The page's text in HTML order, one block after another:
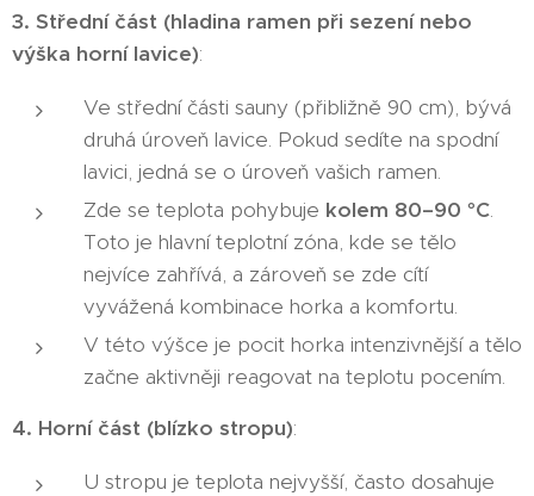
3. Střední část (hladina ramen při sezení nebo
výška horní lavice):
Ve střední části sauny (přibližně 90 cm), bývá
druhá úroveň lavice. Pokud sedíte na spodní
lavici, jedná se o úroveň vašich ramen.
Zde se teplota pohybuje kolem 80–90 °C.
Toto je hlavní teplotní zóna, kde se tělo
nejvíce zahřívá, a zároveň se zde cítí
vyvážená kombinace horka a komfortu.
V této výšce je pocit horka intenzivnější a tělo
začne aktivněji reagovat na teplotu pocením.
4. Horní část (blízko stropu):
U stropu je teplota nejvyšší, často dosahuje